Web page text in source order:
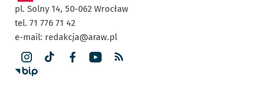
pl. Solny 14, 50-062 Wrocław
tel. 71 776 71 42
e-mail: redakcja@araw.pl